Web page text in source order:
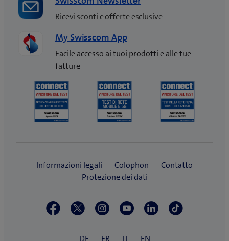
Ricevi sconti e offerte esclusive
My Swisscom App
Facile accesso ai tuoi prodotti e alle tue
fatture